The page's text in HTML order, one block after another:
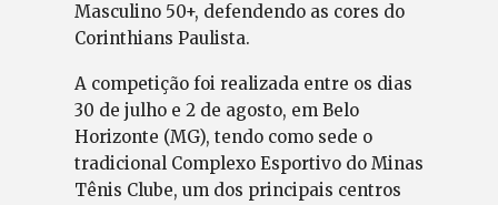
Masculino 50+, defendendo as cores do
Corinthians Paulista.
A competição foi realizada entre os dias
30 de julho e 2 de agosto, em Belo
Horizonte (MG), tendo como sede o
tradicional Complexo Esportivo do Minas
Tênis Clube, um dos principais centros